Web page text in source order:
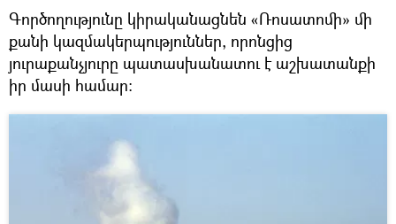
Գործողությունը կիրականացնեն «Ռոսատոմի» մի
քանի կազմակերպություններ, որոնցից
յուրաքանչյուրը պատասխանատու է աշխատանքի
իր մասի համար։